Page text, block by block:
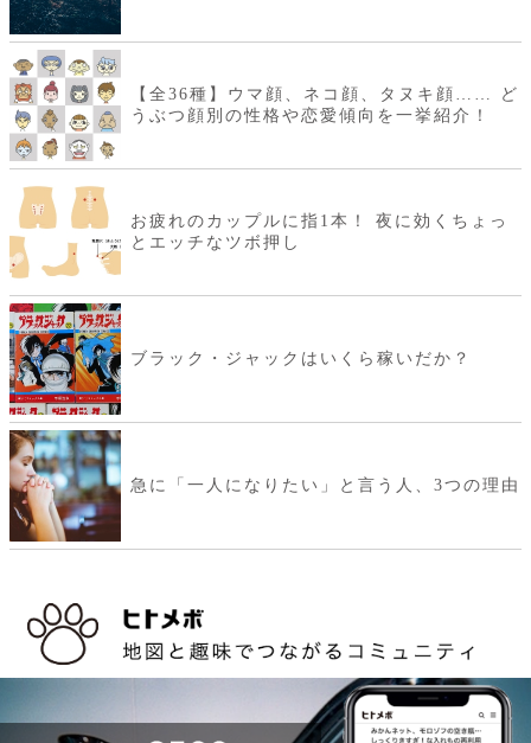
【全36種】ウマ顔、ネコ顔、タヌキ顔…… ど
うぶつ顔別の性格や恋愛傾向を一挙紹介！
お疲れのカップルに指1本！ 夜に効くちょっ
とエッチなツボ押し
ブラック・ジャックはいくら稼いだか？
急に「一人になりたい」と言う人、3つの理由